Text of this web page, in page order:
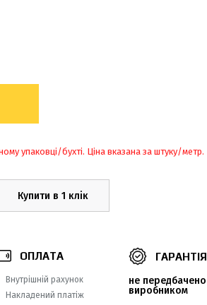
упаковці/бухті. Ціна вказана за штуку/метр.
Купити в 1 клік
ОПЛАТА
Внутрішній рахунок
Накладений платіж
ГАРАНТІЯ
не передбачено
виробником